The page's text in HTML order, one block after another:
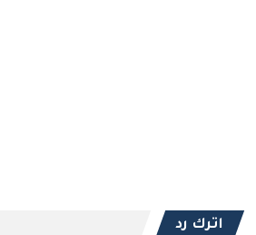
اترك رد